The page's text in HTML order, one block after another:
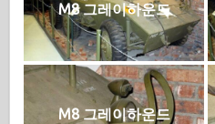
M8 그레이하운드
M8 그레이하운드